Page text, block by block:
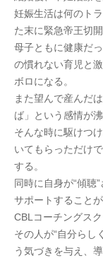
妊娠生活は何のト
た末に緊急帝王切開
母子ともに健康だ
の慣れない育児と
ボロになる。
また望んで産んだ
ば」という感情が
そんな時に駆けつ
いてもらっただけ
する。
同時に自身が“傾聴
サポートすること
CBLコーチングス
その人が“自分らし
う気づきを与え、